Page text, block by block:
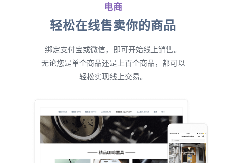
电商
轻松在线售卖你的商品
绑定支付宝或微信，即可开始线上销售。
无论您是单个商品还是上百个商品，都可以
轻松实现线上交易。